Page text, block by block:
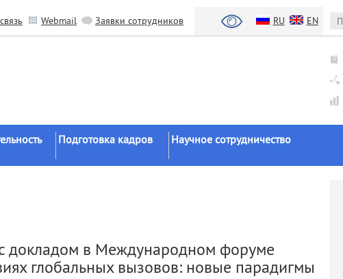
Webmail Заявки сотрудников RU EN
Подготовка кадров
советы
Целевое обучение
Научное сотрудничество
Бизнес
Зарубежные организации
докладом в Международном форуме
глобальных вызовов: новые парадигмы